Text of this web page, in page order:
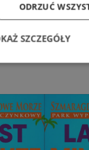
ODRZUĆ
SZCZEGÓŁY